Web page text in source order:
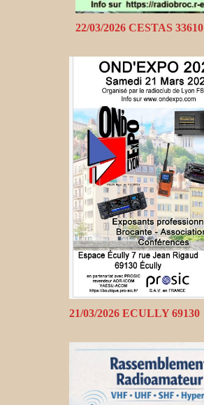
22/03/2026 CESTAS 33610
21/03/2026 ECULLY 69130